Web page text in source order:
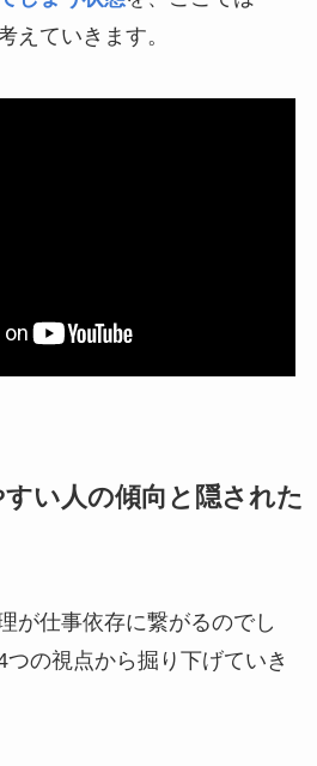
えていきます。
い人の傾向と隠された
が仕事依存に繋がるのでし
つの視点から掘り下げていき